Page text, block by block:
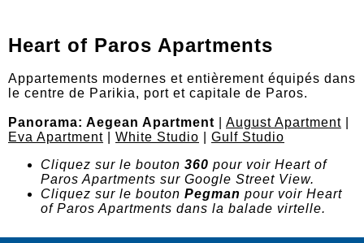
Heart of Paros Apartments
Appartements modernes et entièrement équipés dans
le centre de Parikia, port et capitale de Paros.
Panorama: Aegean Apartment August Apartment
Eva Apartment
White Studio
Gulf Studio
Cliquez sur le bouton 360 pour voir Heart of
Paros Apartments sur Google Street View.
Cliquez sur le bouton Pegman pour voir Heart
of Paros Apartments dans la balade virtelle.